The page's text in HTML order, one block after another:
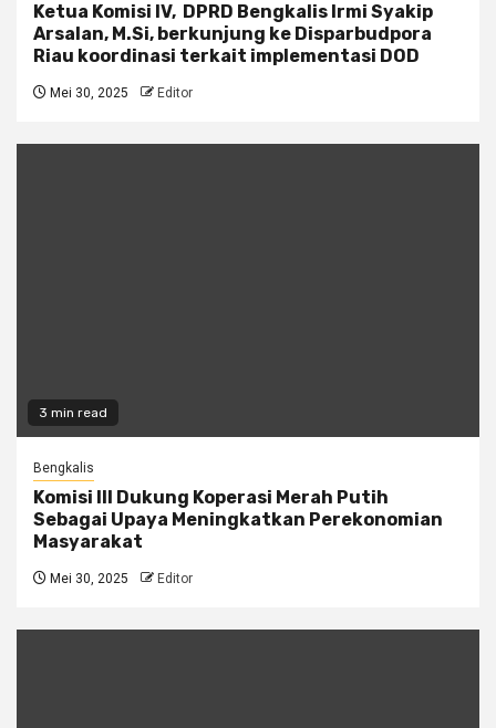
Ketua Komisi IV, DPRD Bengkalis Irmi Syakip
Arsalan, M.Si, berkunjung ke Disparbudpora
Riau koordinasi terkait implementasi DOD
Mei 30, 2025 Editor
3 min read
Bengkalis
Komisi III Dukung Koperasi Merah Putih
Sebagai Upaya Meningkatkan Perekonomian
Masyarakat
Mei 30, 2025 Editor